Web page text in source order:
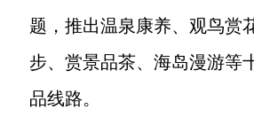
题，推出温泉康养、观鸟赏
步、赏景品茶、海岛漫游等
品线路。